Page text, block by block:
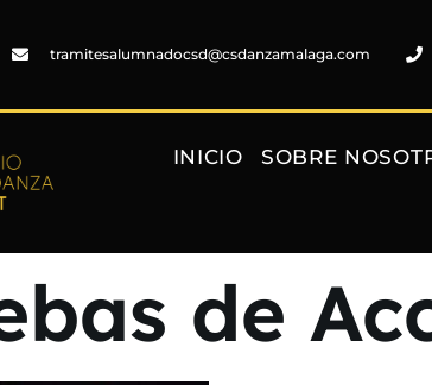
tramitesalumnadocsd@csdanzamalaga.com
INICIO SOBRE
de